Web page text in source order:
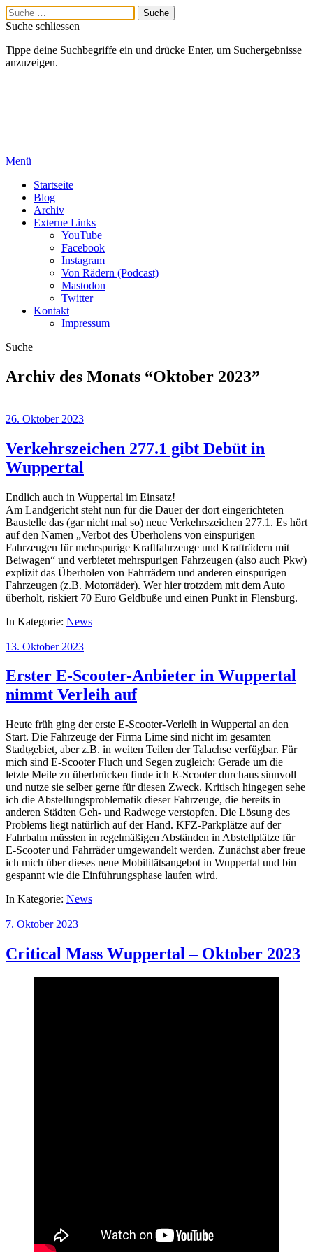
Suche schliessen
Tippe deine Suchbegriffe ein und drücke Enter, um Suchergebnisse
anzuzeigen.
Menü
Startseite
Blog
Archiv
Externe Links
YouTube
Facebook
Instagram
Von Rädern (Podcast)
Mastodon
Twitter
Kontakt
Impressum
Suche
Archiv des Monats “Oktober 2023”
26. Oktober 2023
Verkehrszeichen 277.1 gibt Debüt in
Wuppertal
Endlich auch in Wuppertal im Einsatz!
Am Landgericht steht nun für die Dauer der dort eingerichteten
Baustelle das (gar nicht mal so) neue Verkehrszeichen 277.1. Es hört
auf den Namen „Verbot des Überholens von einspurigen
Fahrzeugen für mehrspurige Kraftfahrzeuge und Krafträdern mit
Beiwagen“ und verbietet mehrspurigen Fahrzeugen (also auch Pkw)
explizit das Überholen von Fahrrädern und anderen einspurigen
Fahrzeugen (z.B. Motorräder). Wer hier trotzdem mit dem Auto
überholt, riskiert 70 Euro Geldbuße und einen Punkt in Flensburg.
In Kategorie: News
13. Oktober 2023
Erster E-Scooter-Anbieter in Wuppertal
nimmt Verleih auf
Heute früh ging der erste E-Scooter-Verleih in Wuppertal an den
Start. Die Fahrzeuge der Firma Lime sind nicht im gesamten
Stadtgebiet, aber z.B. in weiten Teilen der Talachse verfügbar. Für
mich sind E-Scooter Fluch und Segen zugleich: Gerade um die
letzte Meile zu überbrücken finde ich E-Scooter durchaus sinnvoll
und nutze sie selber gerne für diesen Zweck. Kritisch hingegen sehe
ich die Abstellungsproblematik dieser Fahrzeuge, die bereits in
anderen Städten Geh- und Radwege verstopfen. Die Lösung des
Problems liegt natürlich auf der Hand. KFZ-Parkplätze auf der
Fahrbahn müssten in regelmäßigen Abständen in Abstellplätze für
E-Scooter und Fahrräder umgewandelt werden. Zunächst aber freue
ich mich über dieses neue Mobilitätsangebot in Wuppertal und bin
gespannt wie die Einführungsphase laufen wird.
In Kategorie: News
7. Oktober 2023
Critical Mass Wuppertal – Oktober 2023